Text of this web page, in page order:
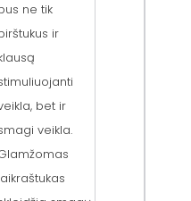
ne tik
ir
bet ir
veikla.